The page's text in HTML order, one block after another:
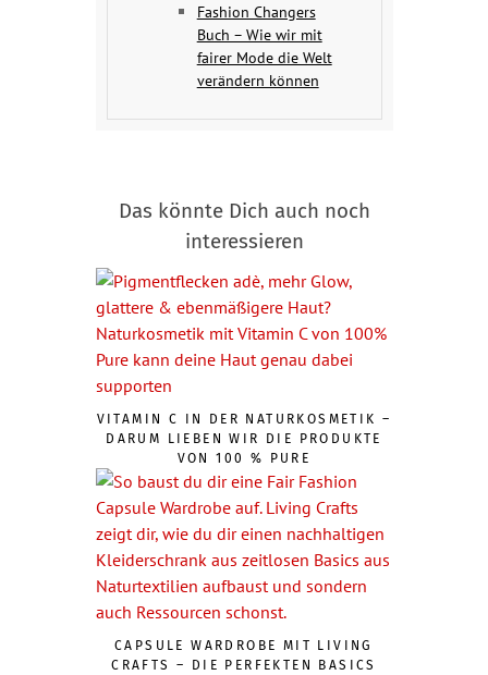
Fashion Changers
Buch – Wie wir mit
fairer Mode die Welt
verändern können
Das könnte Dich auch noch
interessieren
VITAMIN C IN DER NATURKOSMETIK –
DARUM LIEBEN WIR DIE PRODUKTE
VON 100 % PURE
CAPSULE WARDROBE MIT LIVING
CRAFTS – DIE PERFEKTEN BASICS